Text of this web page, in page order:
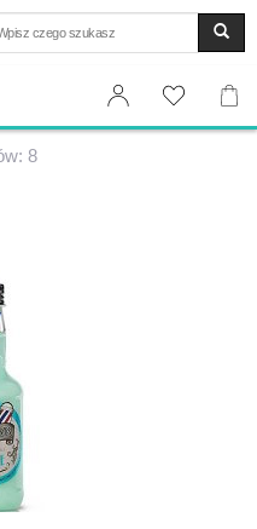
8